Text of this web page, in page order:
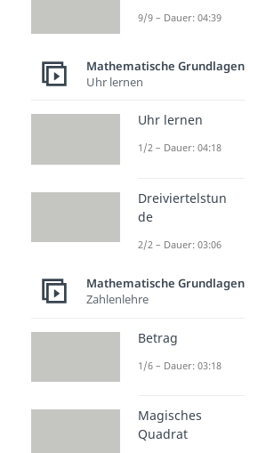
Dualsystem
9/9 – Dauer: 04:39
Mathematische Grundlagen
Uhr lernen
Uhr lernen
1/2 – Dauer: 04:18
Dreiviertelstun
de
2/2 – Dauer: 03:06
Mathematische Grundlagen
Zahlenlehre
Betrag
1/6 – Dauer: 03:18
Magisches
Quadrat